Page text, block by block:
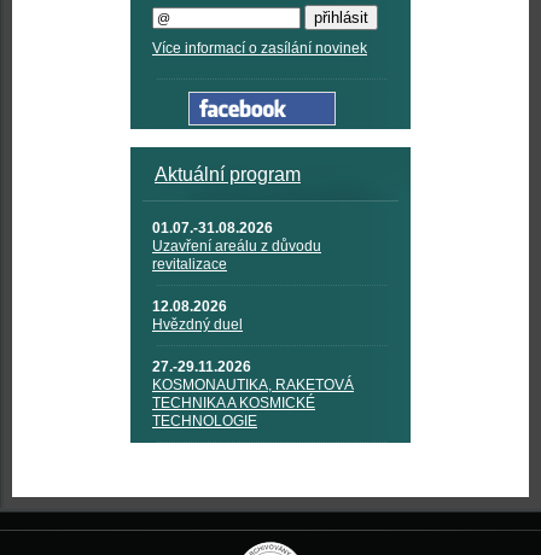
Více informací o zasílání novinek
Aktuální program
01.07.-31.08.2026
Uzavření areálu z důvodu
revitalizace
12.08.2026
Hvězdný duel
27.-29.11.2026
KOSMONAUTIKA, RAKETOVÁ
TECHNIKA A KOSMICKÉ
TECHNOLOGIE